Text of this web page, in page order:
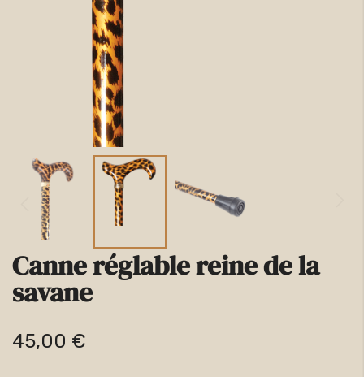
Passer
au
de
Canne réglable reine de la
savane
45,00 €